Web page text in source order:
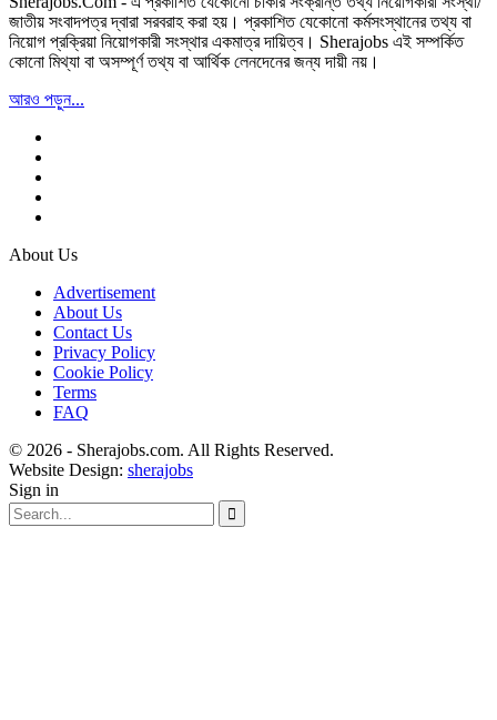
জাতীয় সংবাদপত্র দ্বারা সরবরাহ করা হয়। প্রকাশিত যেকোনো কর্মসংস্থানের তথ্য বা
নিয়োগ প্রক্রিয়া নিয়োগকারী সংস্থার একমাত্র দায়িত্ব। Sherajobs এই সম্পর্কিত
কোনো মিথ্যা বা অসম্পূর্ণ তথ্য বা আর্থিক লেনদেনের জন্য দায়ী নয়।
আরও পড়ুন...
About Us
Advertisement
About Us
Contact Us
Privacy Policy
Cookie Policy
Terms
FAQ
© 2026 - Sherajobs.com. All Rights Reserved.
Website Design: sherajobs
Sign in